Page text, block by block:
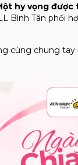
hy vọng được
Bình Tân phối
cùng chung